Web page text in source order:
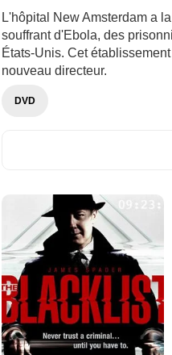
L'hôpital New Amsterdam a
souffrant d'Ebola, des
États-Unis. Cet
nouveau directeur.
DVD